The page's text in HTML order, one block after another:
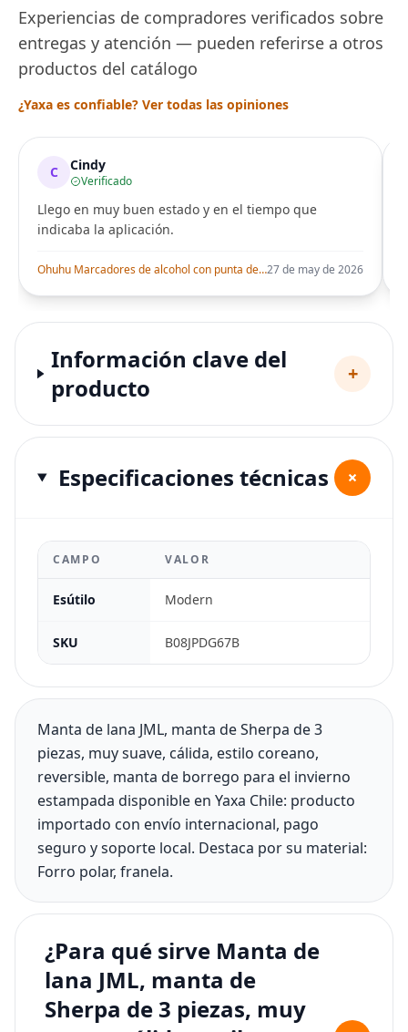
Experiencias de compradores verificados sobre
entregas y atención — pueden referirse a otros
productos del catálogo
¿Yaxa es confiable? Ver todas las opiniones
C Cindy
Verificado
Llego en muy buen estado y en el tiempo que
indicaba la aplicación.
Ohuhu Marcadores de alcohol con punta de pincel – Juego de marcadores artísticos de doble punta con certificación AP para artistas adultos27 de may de 2026
Información clave del
producto
+
Especificaciones técnicas +
CAMPO VALOR
Esútilo Modern
SKU B08JPDG67B
Manta de lana JML, manta de Sherpa de 3
piezas, muy suave, cálida, estilo coreano,
reversible, manta de borrego para el invierno
estampada disponible en Yaxa Chile: producto
importado con envío internacional, pago
seguro y soporte local. Destaca por su material:
Forro polar, franela.
¿Para qué sirve Manta de
lana JML, manta de
Sherpa de 3 piezas, muy